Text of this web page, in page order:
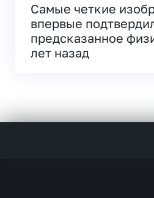
Самые четкие
впервые
предсказанное
лет назад